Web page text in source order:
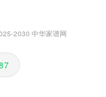
2030 中华家谱网